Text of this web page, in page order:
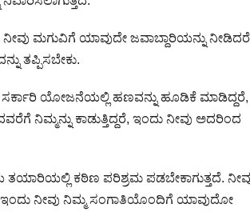
ಮಗುವಿಗೆ ಯಾವುದೇ ಜವಾಬ್ದಾರಿಯನ್ನು
ತಪ್ಪಿಸಬೇಕು.
ಸರ್ಕಾರಿ ಯೋಜನೆಯಲ್ಲಿ ಹಣವನ್ನು ಹೂಡಿಕೆ
ನಿಮ್ಮನ್ನು ಕಾಡುತ್ತಿದ್ದರೆ, ಇಂದು ನೀವು ಅದರಿಂದ
ತಯಾರಿಯಲ್ಲಿ ಕಠಿಣ ಪರಿಶ್ರಮ ಪಡಬೇಕಾಗುತ್ತದೆ.
ನೀವು ನಿಮ್ಮ ಸಂಗಾತಿಯೊಂದಿಗೆ ಯಾವುದೋ